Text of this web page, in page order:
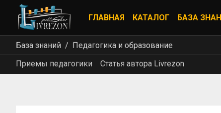
ГЛАВНАЯ КАТАЛОГ БАЗА
База знаний
Педагогика и образование
Приемы педагогики
Статья автора Livrezon